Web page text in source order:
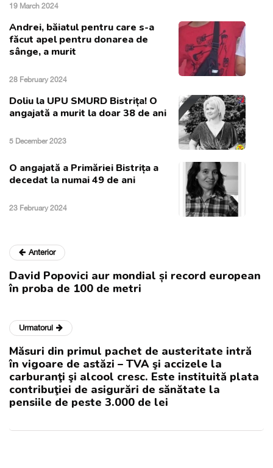
19 March 2024
Andrei, băiatul pentru care s-a
făcut apel pentru donarea de
sânge, a murit
28 February 2024
Doliu la UPU SMURD Bistrița! O
angajată a murit la doar 38 de ani
5 December 2023
O angajată a Primăriei Bistrița a
decedat la numai 49 de ani
23 February 2024
Anterior
David Popovici aur mondial și record european
în proba de 100 de metri
Urmatorul
Măsuri din primul pachet de austeritate intră
în vigoare de astăzi – TVA şi accizele la
carburanţi şi alcool cresc. Este instituită plata
contribuţiei de asigurări de sănătate la
pensiile de peste 3.000 de lei